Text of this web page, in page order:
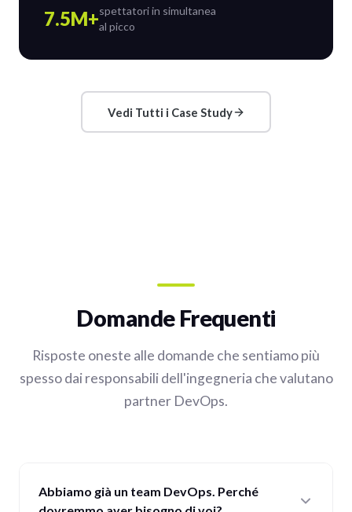
7.5M+spettatori in simultanea
al picco
Vedi Tutti i Case Study
Domande Frequenti
Risposte oneste alle domande che sentiamo più
spesso dai responsabili dell'ingegneria che valutano
partner DevOps.
Abbiamo già un team DevOps. Perché